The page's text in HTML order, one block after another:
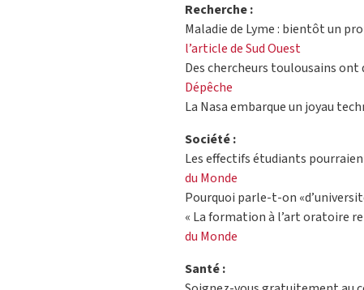
Recherche :
Maladie de Lyme : bientôt un
l’article de Sud Ouest
Des chercheurs toulousains ont
Dépêche
La Nasa embarque un joyau
Société :
Les effectifs étudiants
du Monde
Pourquoi parle-t-on
« La formation à l’art oratoire
du Monde
Santé :